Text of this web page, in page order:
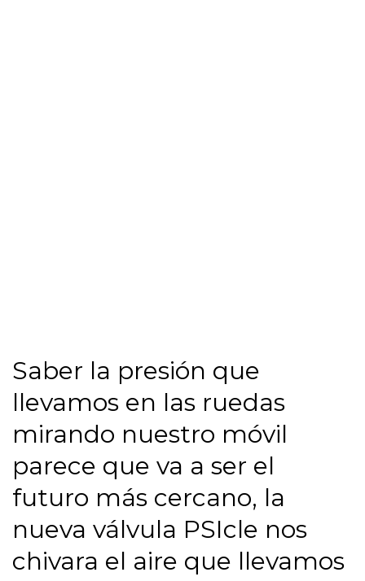
Saber la presión que
llevamos en las ruedas
mirando nuestro móvil
parece que va a ser el
futuro más cercano, la
nueva válvula PSIcle nos
chivara el aire que llevamos